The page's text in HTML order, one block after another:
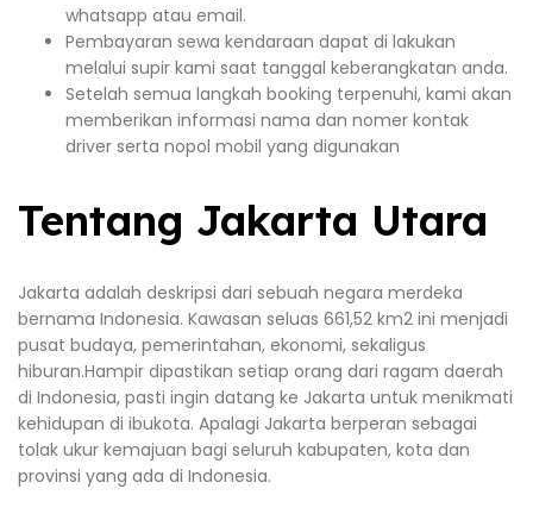
whatsapp atau email.
Pembayaran sewa kendaraan dapat di lakukan
melalui supir kami saat tanggal keberangkatan anda.
Setelah semua langkah booking terpenuhi, kami akan
memberikan informasi nama dan nomer kontak
driver serta nopol mobil yang digunakan
Tentang Jakarta Utara
Jakarta adalah deskripsi dari sebuah negara merdeka
bernama Indonesia. Kawasan seluas 661,52 km2 ini menjadi
pusat budaya, pemerintahan, ekonomi, sekaligus
hiburan.Hampir dipastikan setiap orang dari ragam daerah
di Indonesia, pasti ingin datang ke Jakarta untuk menikmati
kehidupan di ibukota. Apalagi Jakarta berperan sebagai
tolak ukur kemajuan bagi seluruh kabupaten, kota dan
provinsi yang ada di Indonesia.